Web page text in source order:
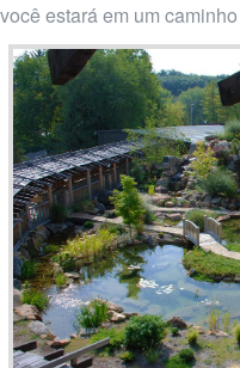
você estará em um